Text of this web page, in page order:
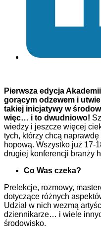
Pierwsza edycja
gorącym odzewem i
takiej inicjatywy w
więc… i to dwudniowo!
wiedzy i jeszcze więcej
tych, którzy chcą
hopową. Wszystko już 17-
drugiej konferencji branży
Co Was czeka?
Prelekcje, rozmowy,
dotyczące różnych
Udział w nich wezmą
dziennikarze… i wiele
środowisko.